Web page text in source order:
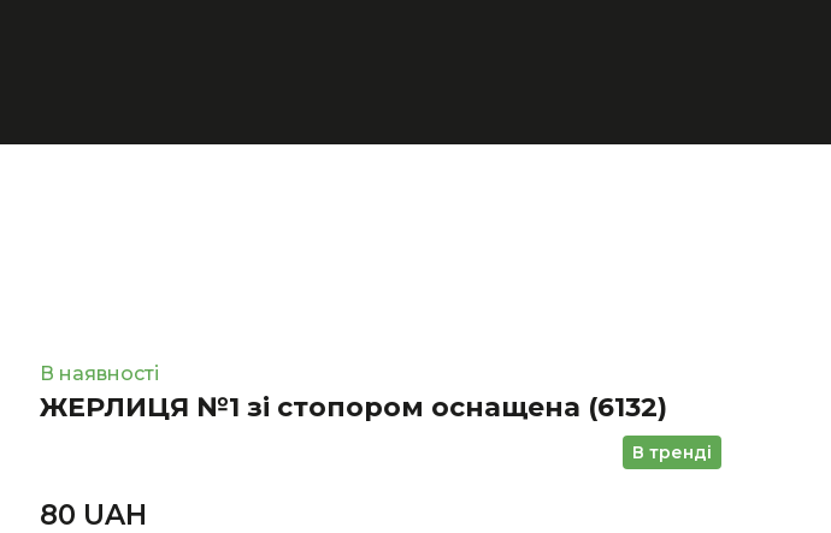
В наявності
ЖЕРЛИЦЯ №1 зі стопором оснащена (6132)
В тренді
80 UAН